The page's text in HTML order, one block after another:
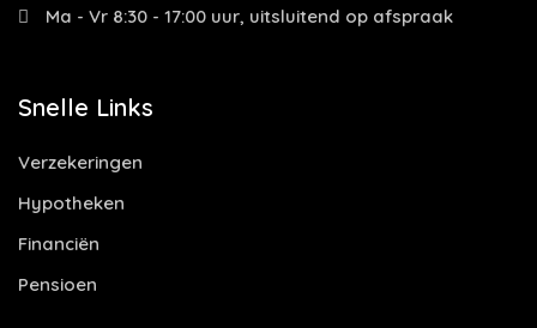
Ma - Vr 8:30 - 17:00 uur, uitsluitend op afspraak
Snelle Links
Verzekeringen
Hypotheken
Financiën
Pensioen